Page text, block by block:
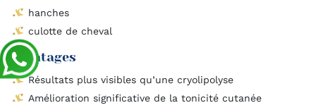
hanches
culotte de cheval
Avantages
Résultats plus visibles qu’une cryolipolyse
Amélioration significative de la tonicité cutanée